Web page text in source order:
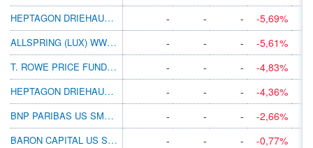
HEPTAGON DRIEHAUS US SM CP EQ X1 USD ACC
- - -
-5,69%
ALLSPRING (LUX) WW SM CP IN I USD ACC
- - -
-5,61%
T. ROWE PRICE FUNDS SICAV - US SMALLER COMPANIES EQUITY FUND QDQ (EUR) 1
- - -
-4,83%
HEPTAGON DRIEHAUS US MICRO CP EQ ID$ INC
- - -
-4,36%
BNP PARIBAS US SMALL CAP I USD
- - -
-2,66%
BARON CAPITAL US SM CP FOUNDER USD ACC
- - -
-0,77%